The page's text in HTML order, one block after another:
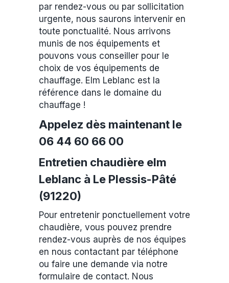
par rendez-vous ou par sollicitation
urgente, nous saurons intervenir en
toute ponctualité. Nous arrivons
munis de nos équipements et
pouvons vous conseiller pour le
choix de vos équipements de
chauffage. Elm Leblanc est la
référence dans le domaine du
chauffage !
Appelez dès maintenant le
06 44 60 66 00
Entretien chaudière elm
Leblanc à Le Plessis-Pâté
(91220)
Pour entretenir ponctuellement votre
chaudière, vous pouvez prendre
rendez-vous auprès de nos équipes
en nous contactant par téléphone
ou faire une demande via notre
formulaire de contact. Nous